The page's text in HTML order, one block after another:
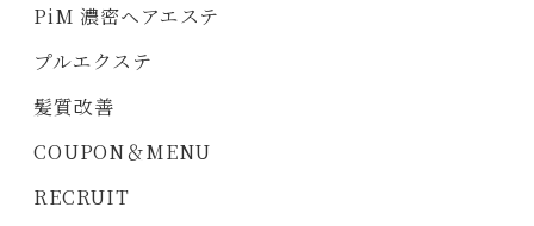
PiM 濃密ヘアエステ
プルエクステ
髪質改善
COUPON＆MENU
RECRUIT